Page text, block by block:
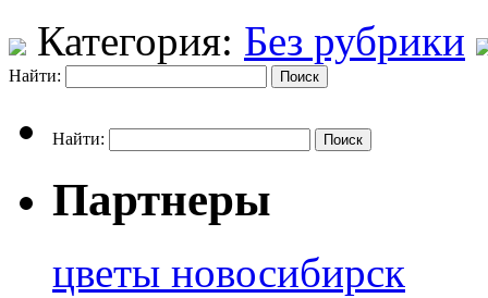
Категория: Без рубрики
Найти:
Найти:
Партнеры
цветы новосибирск